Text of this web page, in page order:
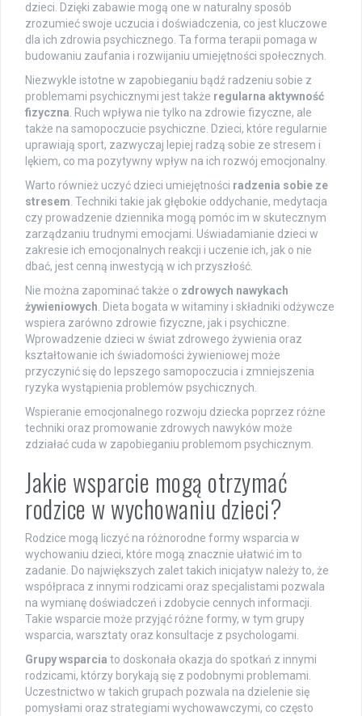
dzieci. Dzięki zabawie mogą one w naturalny sposób
zrozumieć swoje uczucia i doświadczenia, co jest kluczowe
dla ich zdrowia psychicznego. Ta forma terapii pomaga w
budowaniu zaufania i rozwijaniu umiejętności społecznych.
Niezwykle istotne w zapobieganiu bądź radzeniu sobie z
problemami psychicznymi jest także regularna aktywność
fizyczna. Ruch wpływa nie tylko na zdrowie fizyczne, ale
także na samopoczucie psychiczne. Dzieci, które regularnie
uprawiają sport, zazwyczaj lepiej radzą sobie ze stresem i
lękiem, co ma pozytywny wpływ na ich rozwój emocjonalny.
Warto również uczyć dzieci umiejętności radzenia sobie ze
stresem. Techniki takie jak głębokie oddychanie, medytacja
czy prowadzenie dziennika mogą pomóc im w skutecznym
zarządzaniu trudnymi emocjami. Uświadamianie dzieci w
zakresie ich emocjonalnych reakcji i uczenie ich, jak o nie
dbać, jest cenną inwestycją w ich przyszłość.
Nie można zapominać także o zdrowych nawykach
żywieniowych. Dieta bogata w witaminy i składniki odżywcze
wspiera zarówno zdrowie fizyczne, jak i psychiczne.
Wprowadzenie dzieci w świat zdrowego żywienia oraz
kształtowanie ich świadomości żywieniowej może
przyczynić się do lepszego samopoczucia i zmniejszenia
ryzyka wystąpienia problemów psychicznych.
Wspieranie emocjonalnego rozwoju dziecka poprzez różne
techniki oraz promowanie zdrowych nawyków może
zdziałać cuda w zapobieganiu problemom psychicznym.
Jakie wsparcie mogą otrzymać
rodzice w wychowaniu dzieci?
Rodzice mogą liczyć na różnorodne formy wsparcia w
wychowaniu dzieci, które mogą znacznie ułatwić im to
zadanie. Do największych zalet takich inicjatyw należy to, że
współpraca z innymi rodzicami oraz specjalistami pozwala
na wymianę doświadczeń i zdobycie cennych informacji.
Takie wsparcie może przyjąć różne formy, w tym grupy
wsparcia, warsztaty oraz konsultacje z psychologami.
Grupy wsparcia to doskonała okazja do spotkań z innymi
rodzicami, którzy borykają się z podobnymi problemami.
Uczestnictwo w takich grupach pozwala na dzielenie się
pomysłami oraz strategiami wychowawczymi, co często